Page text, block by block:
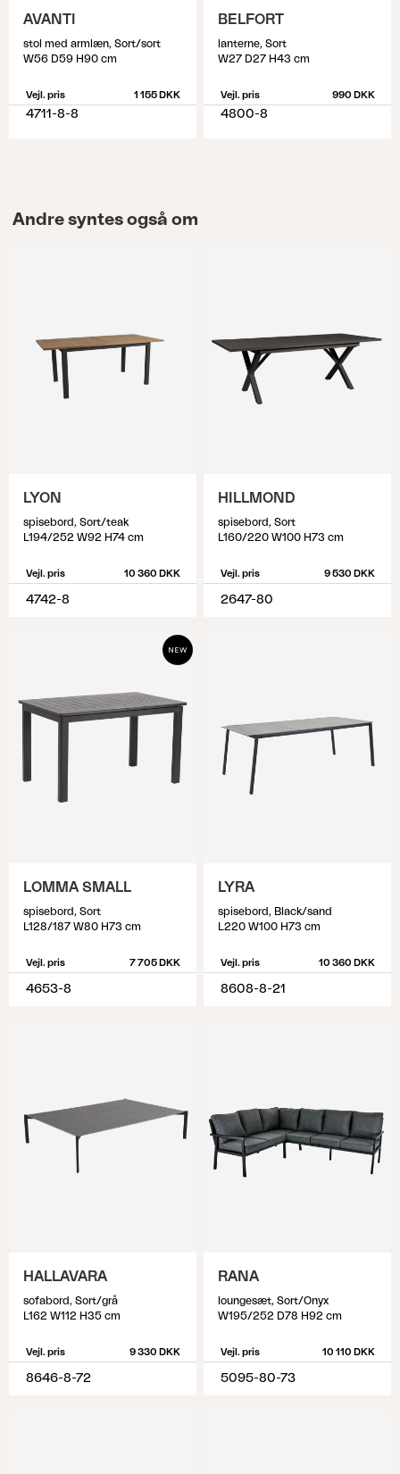
AVANTI
stol med armlæn, Sort/sort
W56 D59 H90 cm
Vejl. pris 1 155 DKK
4711-8-8
BELFORT
lanterne, Sort
W27 D27 H43 cm
Vejl. pris 990 DKK
4800-8
Andre syntes også om
LYON
spisebord, Sort/teak
L194/252 W92 H74 cm
Vejl. pris 10 360 DKK
4742-8
HILLMOND
spisebord, Sort
L160/220 W100 H73 cm
Vejl. pris 9 530 DKK
2647-80
LOMMA SMALL
spisebord, Sort
L128/187 W80 H73 cm
Vejl. pris 7 705 DKK
4653-8
LYRA
spisebord, Black/sand
L220 W100 H73 cm
Vejl. pris 10 360 DKK
8608-8-21
HALLAVARA
sofabord, Sort/grå
L162 W112 H35 cm
Vejl. pris 9 330 DKK
8646-8-72
RANA
loungesæt, Sort/Onyx
W195/252 D78 H92 cm
Vejl. pris 10 110 DKK
5095-80-73